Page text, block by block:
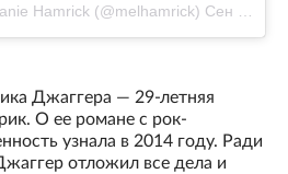
Hamrick (@melhamrick) Сен 9 2016 в 4:36 PDT
Джаггера — 29-летняя
О ее романе с рок-
узнала в 2014 году. Ради
отложил все дела и